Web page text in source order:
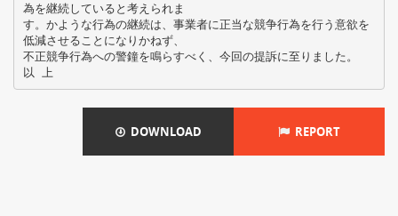
為を継続していると考えられま
す。かような行為の継続は、事業者に正当な競争行為を行う意欲を
低減させることになりかねず、
不正競争行為への警鐘を鳴らすべく、今回の提訴に至りました。
DOWNLOAD REPORT